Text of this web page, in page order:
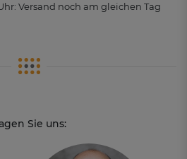
Versand noch am gleichen Tag
Sie uns: